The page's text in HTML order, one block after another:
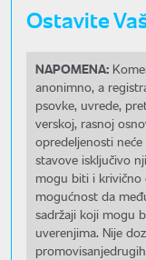
Ostavite
NAPOMENA:
anonimno, a
psovke, uvrede,
verskoj, rasnoj
opredeljenosti
stavove isključivo
mogu biti i krivično
mogućnost da
sadržaji koji mogu
uverenjima. Nije